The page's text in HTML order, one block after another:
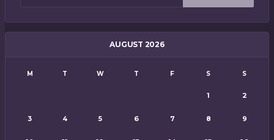
AUGUST 2026
M T W T F S S
1 2
3 4 5 6 7 8 9